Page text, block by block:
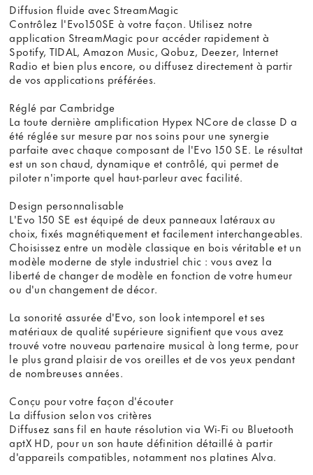
Diffusion fluide avec StreamMagic
Contrôlez l'Evo150SE à votre façon. Utilisez notre
application StreamMagic pour accéder rapidement à
Spotify, TIDAL, Amazon Music, Qobuz, Deezer, Internet
Radio et bien plus encore, ou diffusez directement à partir
de vos applications préférées.
Réglé par Cambridge
La toute dernière amplification Hypex NCore de classe D a
été réglée sur mesure par nos soins pour une synergie
parfaite avec chaque composant de l'Evo 150 SE. Le résultat
est un son chaud, dynamique et contrôlé, qui permet de
piloter n'importe quel haut-parleur avec facilité.
Design personnalisable
L'Evo 150 SE est équipé de deux panneaux latéraux au
choix, fixés magnétiquement et facilement interchangeables.
Choisissez entre un modèle classique en bois véritable et un
modèle moderne de style industriel chic : vous avez la
liberté de changer de modèle en fonction de votre humeur
ou d'un changement de décor.
La sonorité assurée d'Evo, son look intemporel et ses
matériaux de qualité supérieure signifient que vous avez
trouvé votre nouveau partenaire musical à long terme, pour
le plus grand plaisir de vos oreilles et de vos yeux pendant
de nombreuses années.
Conçu pour votre façon d'écouter
La diffusion selon vos critères
Diffusez sans fil en haute résolution via Wi-Fi ou Bluetooth
aptX HD, pour un son haute définition détaillé à partir
d'appareils compatibles, notamment nos platines Alva.